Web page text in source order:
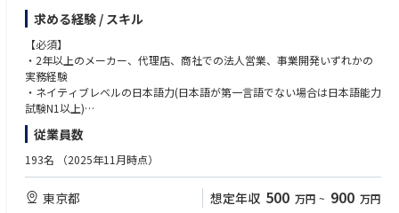
【業務内容】
＊主な業務内容
・販売/市場データを基にした4P戦略の立案と実行
・売上最大化に向けた既存法人顧客折衝、新規法人顧客との協業体制構築
・物流オペレーションや在庫管理、カスタマーサポートを担う他チームと
の協業
・展示台や什器の作成等の売り場改善業務
・製品開発チームへのセールス目線からの新製品・新機能開発提案
【仕事の魅力】
外資のテックベンチャー企業でありながら日本法人の裁量が大きく、意思
決定のスピードも速いため、常に成長機会を得られる環境です。
リテール戦略は家電量販店などのパートナー企業へのセールス活動だけで
求める経験 / スキル
【必須】
・2年以上のメーカー、代理店、商社での法人営業、事業開発いずれかの
実務経験
・ネイティブレベルの日本語力(日本語が第一言語でない場合は日本語能力
試験N1以上)
【歓迎】
・BtoCビジネス、BtoBtoCビジネスに関連する経験
・日常会話レベルの英語力（おおむねTOEIC600点以上、業務内で読み書
きができるレベル）
従業員数
193名 （2025年11月時点）
東京都 想定年収 500 万円 ~ 900 万円